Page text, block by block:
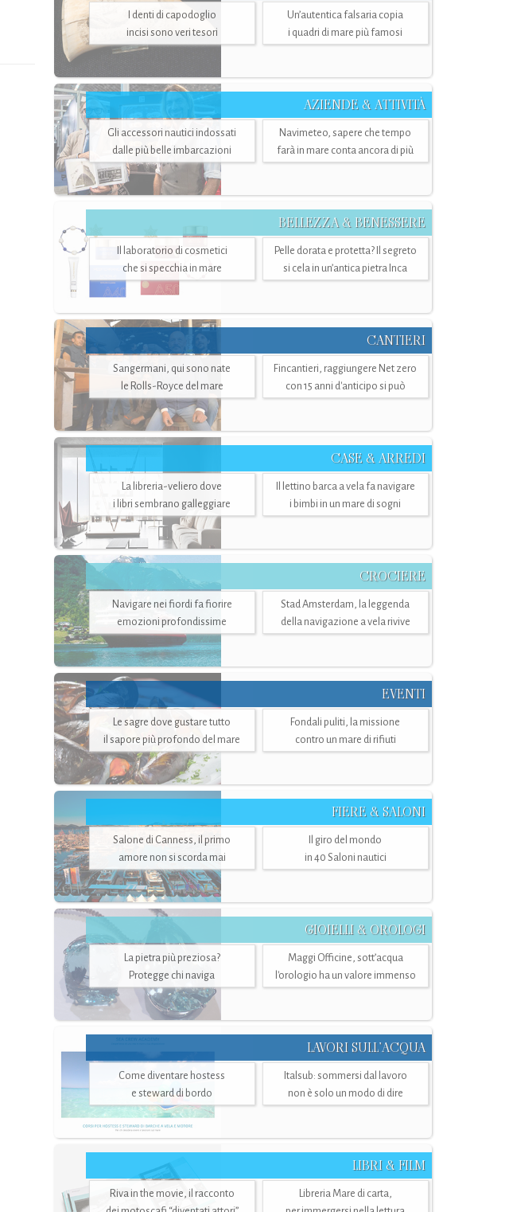
I denti di capodoglio
incisi sono veri tesori
Un’autentica falsaria copia
i quadri di mare più famosi
AZIENDE & ATTIVITÀ
Gli accessori nautici indossati
dalle più belle imbarcazioni
Navimeteo, sapere che tempo
farà in mare conta ancora di più
BELLEZZA & BENESSERE
Il laboratorio di cosmetici
che si specchia in mare
Pelle dorata e protetta? Il segreto
si cela in un’antica pietra Inca
CANTIERI
Sangermani, qui sono nate
le Rolls-Royce del mare
Fincantieri, raggiungere Net zero
con 15 anni d'anticipo si può
CASE & ARREDI
La libreria-veliero dove
i libri sembrano galleggiare
Il lettino barca a vela fa navigare
i bimbi in un mare di sogni
CROCIERE
Navigare nei fiordi fa fiorire
emozioni profondissime
Stad Amsterdam, la leggenda
della navigazione a vela rivive
EVENTI
Le sagre dove gustare tutto
il sapore più profondo del mare
Fondali puliti, la missione
contro un mare di rifiuti
FIERE & SALONI
Salone di Canness, il primo
amore non si scorda mai
Il giro del mondo
in 40 Saloni nautici
GIOIELLI & OROLOGI
La pietra più preziosa?
Protegge chi naviga
Maggi Officine, sott’acqua
l'orologio ha un valore immenso
LAVORI SULL’ACQUA
Come diventare hostess
e steward di bordo
Italsub: sommersi dal lavoro
non è solo un modo di dire
LIBRI & FILM
Riva in the movie, il racconto
Libreria Mare di carta,